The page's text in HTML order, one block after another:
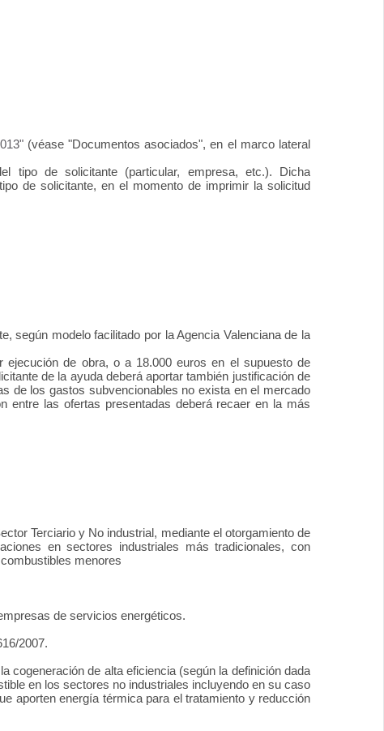
(véase "Documentos asociados", en el marco lateral
tipo de solicitante (particular, empresa, etc.). Dicha
de solicitante, en el momento de imprimir la solicitud
según modelo facilitado por la Agencia Valenciana de la
de obra, o a 18.000 euros en el supuesto de
de la ayuda deberá aportar también justificación de
de los gastos subvencionables no exista en el mercado
entre las ofertas presentadas deberá recaer en la más
Terciario y No industrial, mediante el otorgamiento de
en sectores industriales más tradicionales, con
menores
de servicios energéticos.
2007.
cogeneración de alta eficiencia (según la definición dada
en los sectores no industriales incluyendo en su caso
aporten energía térmica para el tratamiento y reducción